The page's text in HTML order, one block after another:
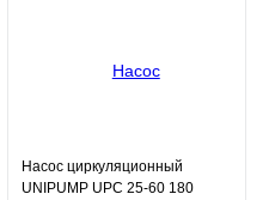
Насос циркуляционный
UNIPUMP UPC 25-60 180